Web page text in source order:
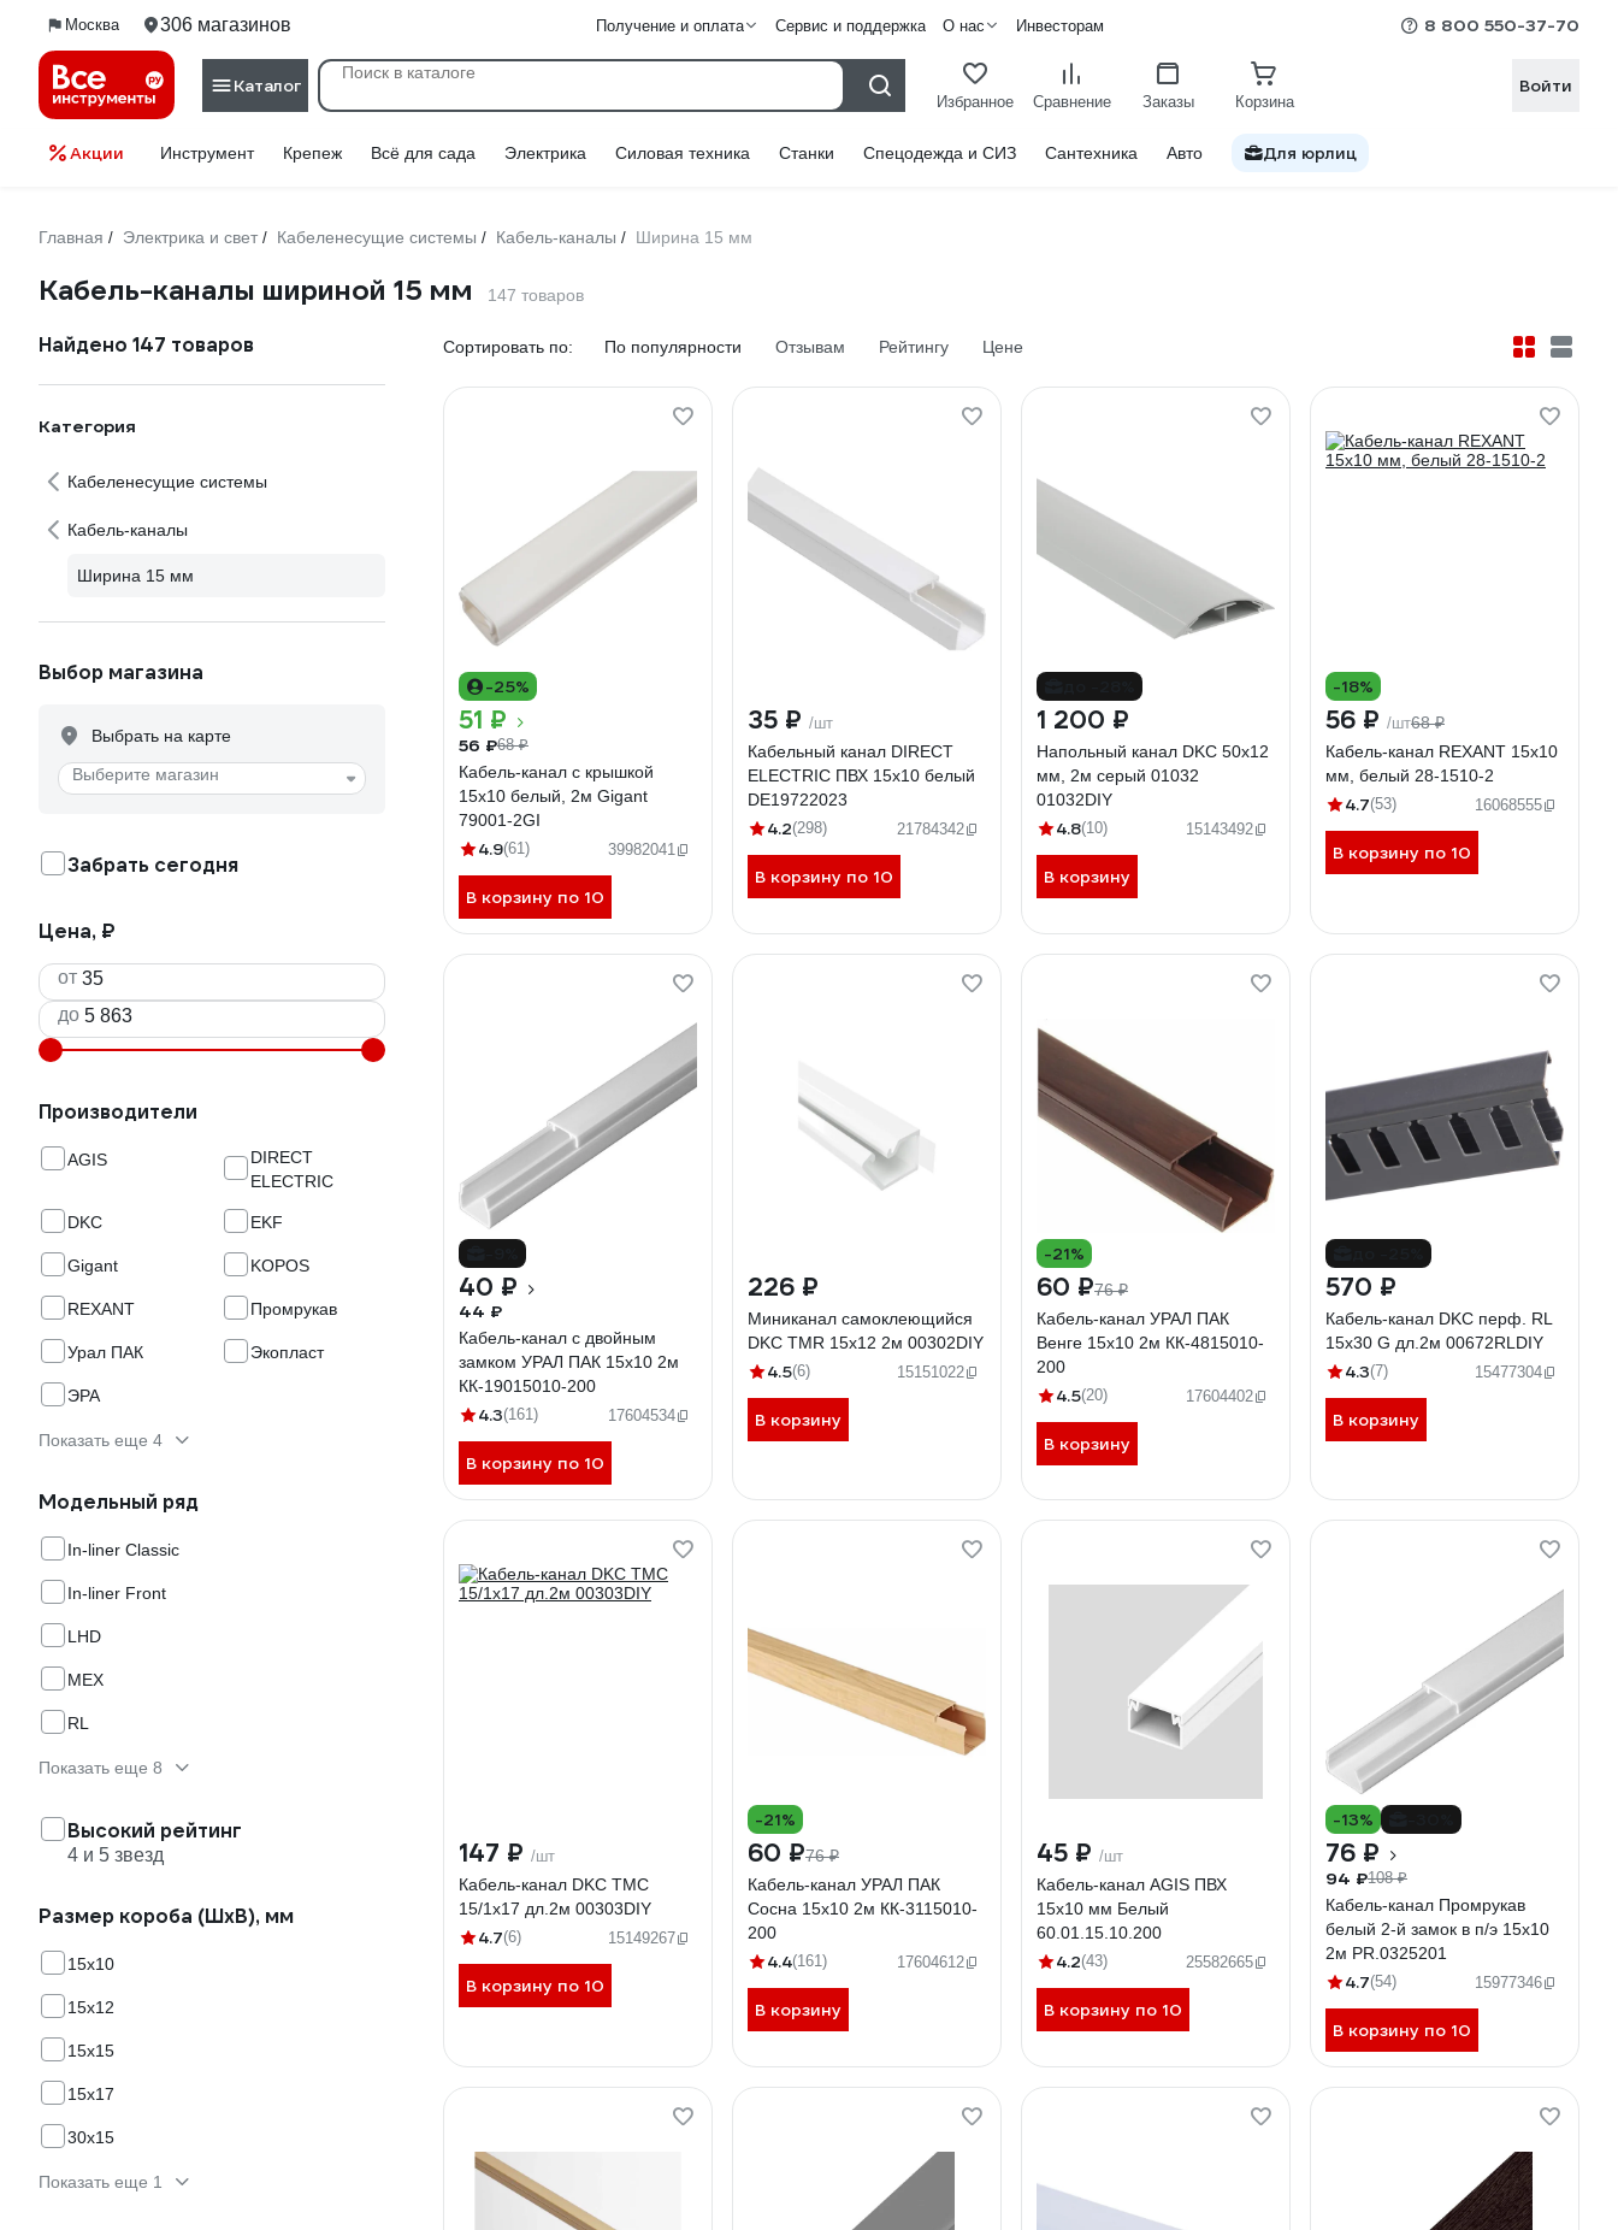
Москва 306 магазинов Получение и оплата Сервис и поддержка О нас Инвесторам 8 800 550-37-70
Каталог
Избранное Сравнение Заказы Корзина
Войти
Акции Инструмент Крепеж Всё для сада Электрика Силовая техника Станки Спецодежда и СИЗ Сантехника Авто Для юрлиц
Главная / Электрика и свет / Кабеленесущие системы / Кабель-каналы / Ширина 15 мм
Кабель-каналы шириной 15 мм 147 товаров
Найдено 147 товаров
Категория
Кабеленесущие системы
Кабель-каналы
Ширина 15 мм
Выбор магазина
Выбрать на карте
Выберите магазин
Забрать сегодня
Цена, ₽
от
до
Производители
AGIS
DIRECT
ELECTRIC
DKC EKF
Gigant KOPOS
REXANT Промрукав
Урал ПАК Экопласт
ЭРА
Показать еще 4
Модельный ряд
In-liner Classic
In-liner Front
LHD
MEX
RL
Показать еще 8
Высокий рейтинг
4 и 5 звезд
Размер короба (ШхВ), мм
15х10
15х12
15х15
15х17
30х15
Показать еще 1
Сортировать по: По популярности Отзывам Рейтингу Цене
-25%
51 ₽
56 ₽68 ₽
Кабель-канал с крышкой
15x10 белый, 2м Gigant
79001-2GI
4.9(61) 39982041
В корзину по 10
35 ₽ /шт
Кабельный канал DIRECT
ELECTRIC ПВХ 15x10 белый
DE19722023
4.2(298) 21784342
В корзину по 10
1 200 ₽
Напольный канал DKC 50x12
мм, 2м серый 01032
01032DIY
4.8(10) 15143492
В корзину
-18%
56 ₽ /шт68 ₽
Кaбель-канал REXANT 15x10
мм, белый 28-1510-2
4.7(53) 16068555
В корзину по 10
40 ₽
44 ₽
Кабель-канал с двойным
замком УРАЛ ПАК 15х10 2м
КК-19015010-200
4.3(161) 17604534
В корзину по 10
226 ₽
Миниканал самоклеющийся
DKC TMR 15x12 2м 00302DIY
4.5(6) 15151022
В корзину
-21%
60 ₽76 ₽
Кабель-канал УРАЛ ПАК
Венге 15х10 2м КК-4815010-
200
4.5(20) 17604402
В корзину
570 ₽
Кабель-канал DKC перф. RL
15x30 G дл.2м 00672RLDIY
4.3(7) 15477304
В корзину
147 ₽ /шт
Кабель-канал DKC TMC
15/1x17 дл.2м 00303DIY
4.7(6) 15149267
В корзину по 10
-21%
60 ₽76 ₽
Кабель-канал УРАЛ ПАК
Сосна 15х10 2м КК-3115010-
200
4.4(161) 17604612
В корзину
45 ₽ /шт
Кабель-канал AGIS ПВХ
15x10 мм Белый
60.01.15.10.200
4.2(43) 25582665
В корзину по 10
-13%
76 ₽
94 ₽108 ₽
Кабель-канал Промрукав
белый 2-й замок в п/э 15х10
2м PR.0325201
4.7(54) 15977346
В корзину по 10